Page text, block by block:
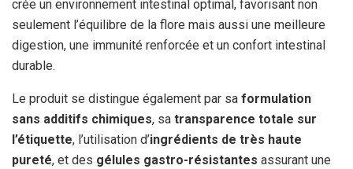
crée un environnement intestinal optimal, favorisant non
seulement l’équilibre de la flore mais aussi une meilleure
digestion, une immunité renforcée et un confort intestinal
durable.
Le produit se distingue également par sa formulation
sans additifs chimiques, sa transparence totale sur
l’étiquette, l’utilisation d’ingrédients de très haute
pureté, et des gélules gastro-résistantes assurant une